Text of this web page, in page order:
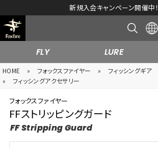
新規入会キャンペーン開催中！
FLY LURE
HOME » フォックスファイヤー »
フィッシングギア
»
フィッシングアクセサリー
フォックスファイヤー
FFストリッピングガード
FF Stripping Guard